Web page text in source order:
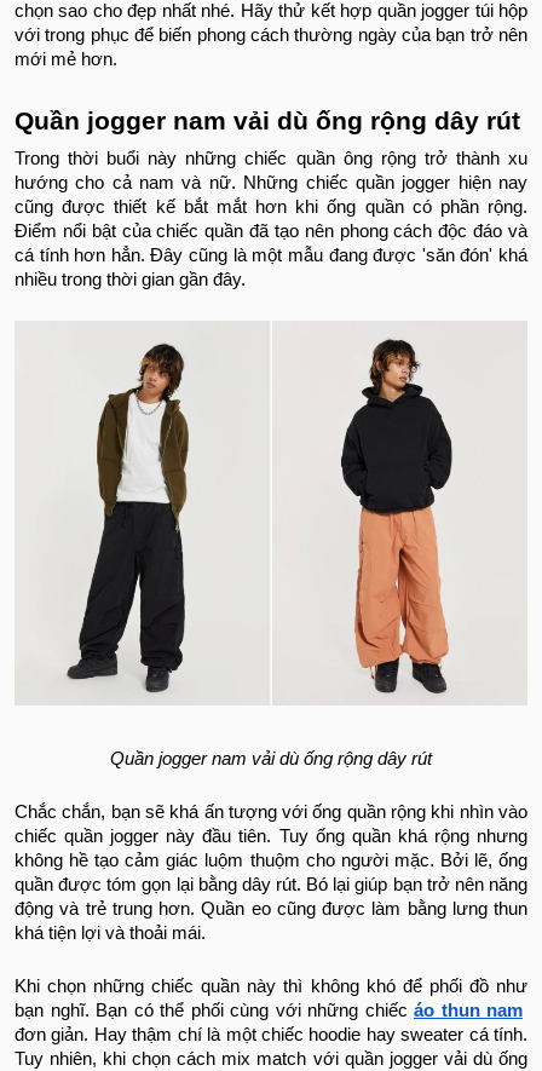
chọn sao cho đẹp nhất nhé. Hãy thử kết hợp quần jogger túi hộp
với trong phục để biến phong cách thường ngày của bạn trở nên
mới mẻ hơn.
Quần jogger nam vải dù ống rộng dây rút
Trong thời buổi này những chiếc quần ông rộng trở thành xu
hướng cho cả nam và nữ. Những chiếc quần jogger hiện nay
cũng được thiết kế bắt mắt hơn khi ống quần có phần rộng.
Điểm nổi bật của chiếc quần đã tạo nên phong cách độc đáo và
cá tính hơn hẳn. Đây cũng là một mẫu đang được 'săn đón' khá
nhiều trong thời gian gần đây.
Quần jogger nam vải dù ống rộng dây rút
Chắc chắn, bạn sẽ khá ấn tượng với ống quần rộng khi nhìn vào
chiếc quần jogger này đầu tiên. Tuy ống quần khá rộng nhưng
không hề tạo cảm giác luộm thuộm cho người mặc. Bởi lẽ, ống
quần được tóm gọn lại bằng dây rút. Bó lại giúp bạn trở nên năng
động và trẻ trung hơn. Quần eo cũng được làm bằng lưng thun
khá tiện lợi và thoải mái.
Khi chọn những chiếc quần này thì không khó để phối đồ như
bạn nghĩ. Bạn có thể phối cùng với những chiếc áo thun nam
đơn giản. Hay thậm chí là một chiếc hoodie hay sweater cá tính.
Tuy nhiên, khi chọn cách mix match với quần jogger vải dù ống